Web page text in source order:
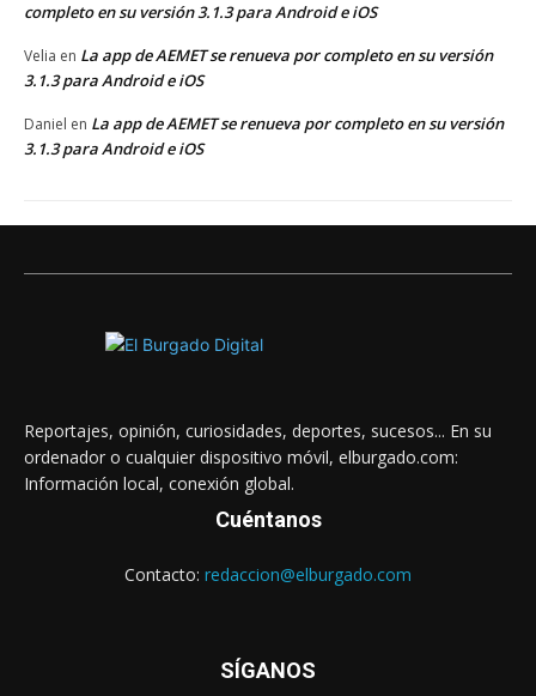
completo en su versión 3.1.3 para Android e iOS
Velia en La app de AEMET se renueva por completo en su versión
3.1.3 para Android e iOS
Daniel en La app de AEMET se renueva por completo en su versión
3.1.3 para Android e iOS
Reportajes, opinión, curiosidades, deportes, sucesos... En su
ordenador o cualquier dispositivo móvil, elburgado.com:
Información local, conexión global.
Cuéntanos
Contacto: redaccion@elburgado.com
SÍGANOS